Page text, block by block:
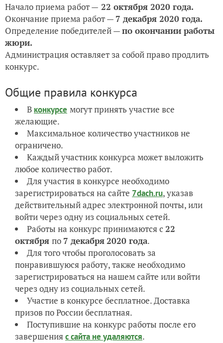
Начало приема работ — 22 октября 2020 года.
Окончание приема работ — 7 декабря 2020 года.
Определение победителей —по окончании работы
жюри.
Администрация оставляет за собой право продлить
конкурс.
Общие правила конкурса
В конкурсе могут принять участие все
желающие.
Максимальное количество участников не
ограничено.
Каждый участник конкурса может выложить
любое количество работ.
Для участия в конкурсе необходимо
зарегистрироваться на сайте 7dach.ru, указав
действительный адрес электронной почты, или
войти через одну из социальных сетей.
Работы на конкурс принимаются с 22
октября по 7 декабря2020 года.
Для того чтобы проголосовать за
понравившуюся работу, также необходимо
зарегистрироваться на нашем сайте или войти
через одну из социальных сетей.
Участие в конкурсе бесплатное. Доставка
призов по России бесплатная.
Поступившие на конкурс работы после его
завершенияс сайта не удаляются.